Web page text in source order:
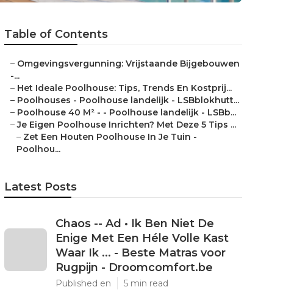
Table of Contents
– Omgevingsvergunning: Vrijstaande Bijgebouwen
-...
– Het Ideale Poolhouse: Tips, Trends En Kostprij...
– Poolhouses - Poolhouse landelijk - LSBblokhutt...
– Poolhouse 40 M² - - Poolhouse landelijk - LSBb...
–Je Eigen Poolhouse Inrichten? Met Deze 5 Tips ...
– Zet Een Houten Poolhouse In Je Tuin -
Poolhou...
Latest Posts
Chaos -- Ad • Ik Ben Niet De
Enige Met Een Héle Volle Kast
Waar Ik ... - Beste Matras voor
Rugpijn - Droomcomfort.be
Published en 5 min read